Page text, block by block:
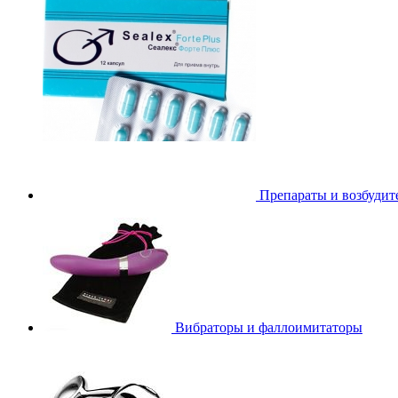
Препараты и
Вибраторы и фаллоимитаторы